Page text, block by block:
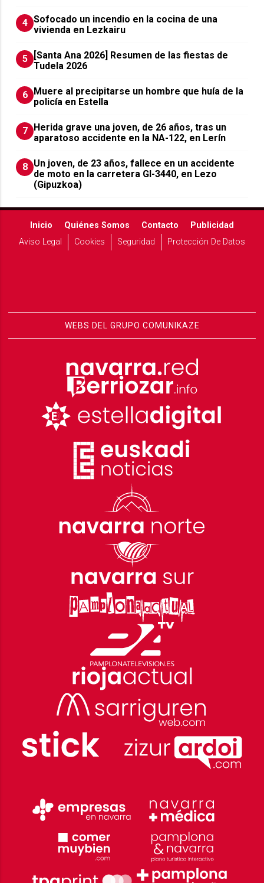
4 Sofocado un incendio en la cocina de una
vivienda en Lezkairu
5
[Santa Ana 2026] Resumen de las fiestas de
Tudela 2026
6 Muere al precipitarse un hombre que huía de la
policía en Estella
7 Herida grave una joven, de 26 años, tras un
aparatoso accidente en la NA-122, en Lerín
8 Un joven, de 23 años, fallece en un accidente
de moto en la carretera GI-3440, en Lezo
(Gipuzkoa)
Inicio Quiénes Somos Contacto
Publicidad
Aviso Legal
Cookies Seguridad Protección De Datos
WEBS DEL GRUPO COMUNIKAZE